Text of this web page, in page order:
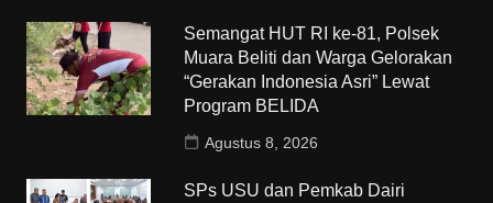
Semangat HUT RI ke-81, Polsek
Muara Beliti dan Warga Gelorakan
“Gerakan Indonesia Asri” Lewat
Program BELIDA
Agustus 8, 2026
SPs USU dan Pemkab Dairi